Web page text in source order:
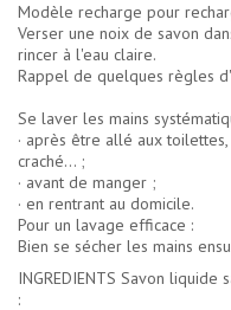
Modèle recharge pour
Verser une noix de savon
rincer à l'eau claire.
Rappel de quelques règles
Se laver les mains
· après être allé aux
craché... ;
· avant de manger ;
· en rentrant au domicile.
Pour un lavage efficace :
Bien se sécher les mains
INGREDIENTS Savon
: